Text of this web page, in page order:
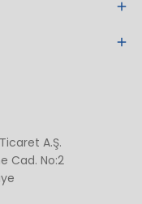
A.Ş.
Cad. No:2